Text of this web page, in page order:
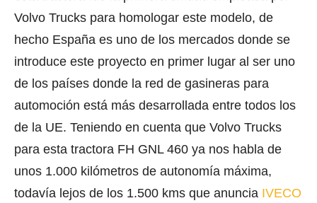
Volvo Trucks para homologar este modelo, de
hecho España es uno de los mercados donde se
introduce este proyecto en primer lugar al ser uno
de los países donde la red de gasineras para
automoción está más desarrollada entre todos los
de la UE. Teniendo en cuenta que Volvo Trucks
para esta tractora FH GNL 460 ya nos habla de
unos 1.000 kilómetros de autonomía máxima,
todavía lejos de los 1.500 kms que anuncia IVECO